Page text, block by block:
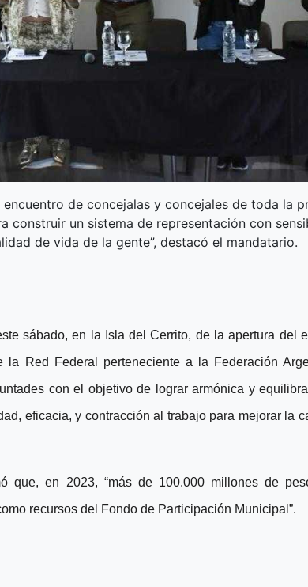
de concejalas y concejales de toda la
construir un sistema de representación con
de vida de la gente”, destacó el mandatario.
sábado, en la Isla del Cerrito, de la apertura del
Red Federal perteneciente a la Federación
con el objetivo de lograr armónica y
eficacia, y contracción al trabajo para mejorar la
que, en 2023, “más de 100.000 millones de
recursos del Fondo de Participación Municipal”.